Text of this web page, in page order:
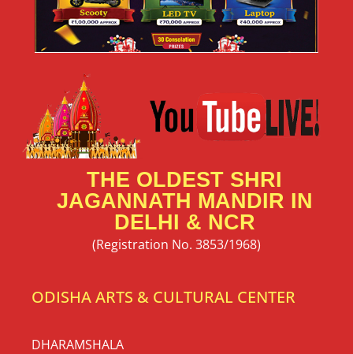
THE OLDEST SHRI
JAGANNATH MANDIR IN
DELHI & NCR
(Registration No. 3853/1968)
ODISHA ARTS & CULTURAL CENTER
DHARAMSHALA